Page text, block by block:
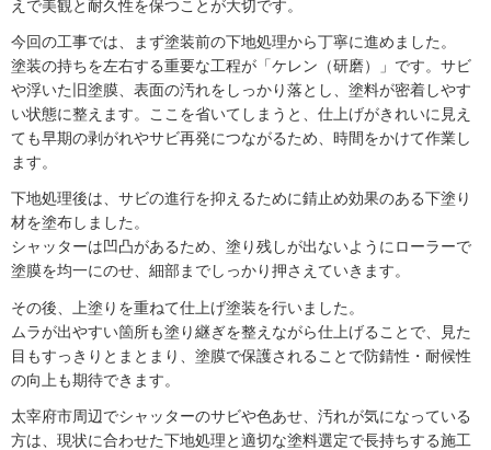
えで美観と耐久性を保つことが大切です。
今回の工事では、まず塗装前の下地処理から丁寧に進めました。
塗装の持ちを左右する重要な工程が「ケレン（研磨）」です。サビ
や浮いた旧塗膜、表面の汚れをしっかり落とし、塗料が密着しやす
い状態に整えます。ここを省いてしまうと、仕上げがきれいに見え
ても早期の剥がれやサビ再発につながるため、時間をかけて作業し
ます。
下地処理後は、サビの進行を抑えるために錆止め効果のある下塗り
材を塗布しました。
シャッターは凹凸があるため、塗り残しが出ないようにローラーで
塗膜を均一にのせ、細部までしっかり押さえていきます。
その後、上塗りを重ねて仕上げ塗装を行いました。
ムラが出やすい箇所も塗り継ぎを整えながら仕上げることで、見た
目もすっきりとまとまり、塗膜で保護されることで防錆性・耐候性
の向上も期待できます。
太宰府市周辺でシャッターのサビや色あせ、汚れが気になっている
方は、現状に合わせた下地処理と適切な塗料選定で長持ちする施工